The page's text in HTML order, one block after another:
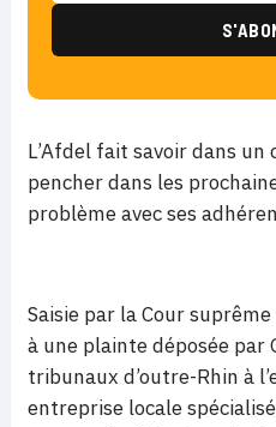
L’Afdel fait savoir dans un
pencher dans les
problème avec ses
Saisie par la Cour
à une plainte déposée par
tribunaux d’outre-Rhin à
entreprise locale